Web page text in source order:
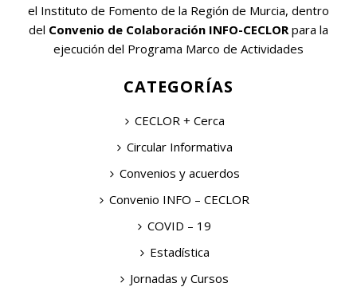
el Instituto de Fomento de la Región de Murcia, dentro
del Convenio de Colaboración INFO-CECLOR para la
ejecución del Programa Marco de Actividades
CATEGORÍAS
CECLOR + Cerca
Circular Informativa
Convenios y acuerdos
Convenio INFO – CECLOR
COVID – 19
Estadística
Jornadas y Cursos